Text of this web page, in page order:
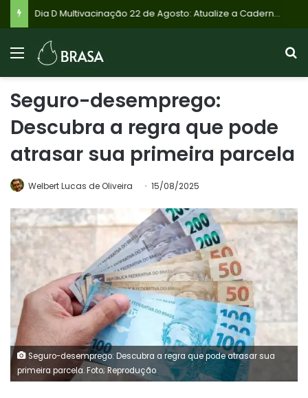
Dia D Multivacinação 22 de Agosto: Atualize a Caderneta de Vacinação de Crianças e Adolescentes Menores de 15 Anos e Proteja Contra Sarampo
Seguro-desemprego:
Descubra a regra que pode
atrasar sua primeira parcela
Welbert Lucas de Oliveira 15/08/2025
Seguro-desemprego: Descubra a regra que pode atrasar sua
primeira parcela. Foto; Reprodução